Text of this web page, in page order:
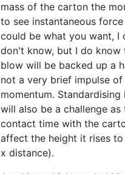
mass of the carton the
to see instantaneous
could be what you want, I
don't know, but I do know
blow will be backed up a
not a very brief impulse of
momentum.
will also be a challenge
contact time with the
affect the height it rises
x distance).